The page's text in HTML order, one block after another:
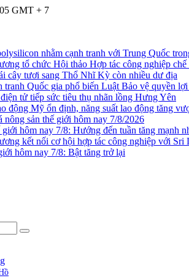
GMT + 7
nhằm cạnh tranh với Trung Quốc
tổ chức Hội thảo Hợp tác công nghiệp
cây tươi sang Thổ Nhĩ Kỳ còn nhiều dư địa
tranh Quốc gia phổ biến Luật Bảo vệ quyền
tử tiếp sức tiêu thụ nhãn lồng Hưng Yên
động Mỹ ổn định, năng suất lao động tăng
nông sản thế giới hôm nay 7/8/2026
hôm nay 7/8: Hướng đến tuần tăng mạnh
kết nối cơ hội hợp tác công nghiệp với Sri
hôm nay 7/8: Bật tăng trở lại